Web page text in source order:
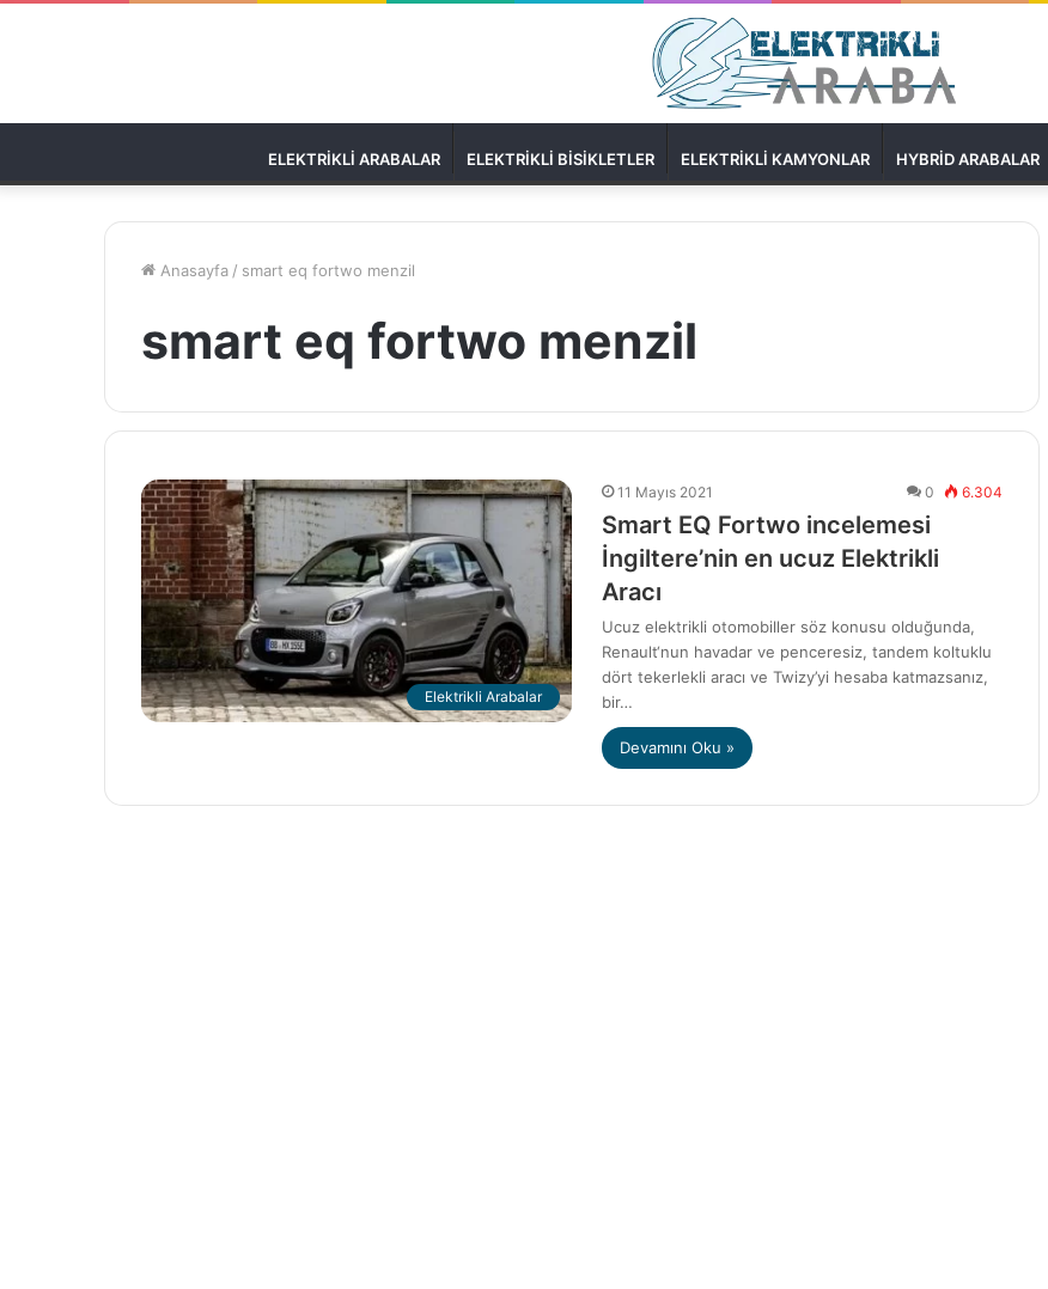
ELEKTRIKLI ARABALAR ELEKTRIKLI BISIKLETLER ELEKTRIKLI KAMYONLAR HYBRID ARABALAR
Anasayfa / smart eq fortwo menzil
smart eq fortwo menzil
Elektrikli Arabalar
11 Mayıs 2021 0 6.304
Smart EQ Fortwo incelemesi
İngiltere’nin en ucuz Elektrikli
Aracı
Ucuz elektrikli otomobiller söz konusu olduğunda,
Renault‘nun havadar ve penceresiz, tandem koltuklu
dört tekerlekli aracı ve Twizy’yi hesaba katmazsanız,
bir…
Devamını Oku »